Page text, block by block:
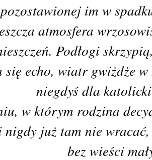
im w
atmosfera
Podłogi
się echo, wiatr gwiżdże
niegdyś dla
w którym rodzina
już tam nie
bez wieści